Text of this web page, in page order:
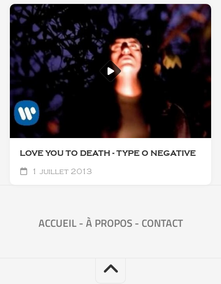
LOVE YOU TO DEATH - TYPE O NEGATIVE
1 juillet 2013
ACCUEIL-À PROPOS- CONTACT